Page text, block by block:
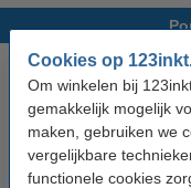
Cookies op
Om winkelen bij
gemakkelijk mogelijk
maken, gebruiken we
vergelijkbare
functionele cookies